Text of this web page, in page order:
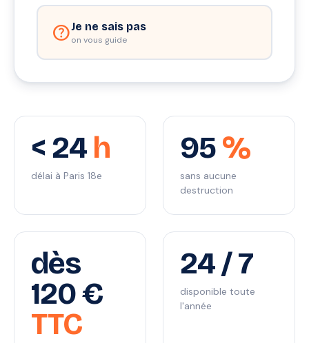
helpJe ne sais pas
on vous guide
< 24 h
délai à Paris 18e
95%
sans aucune
destruction
dès
120 €
TTC
24 / 7
disponible toute
l'année